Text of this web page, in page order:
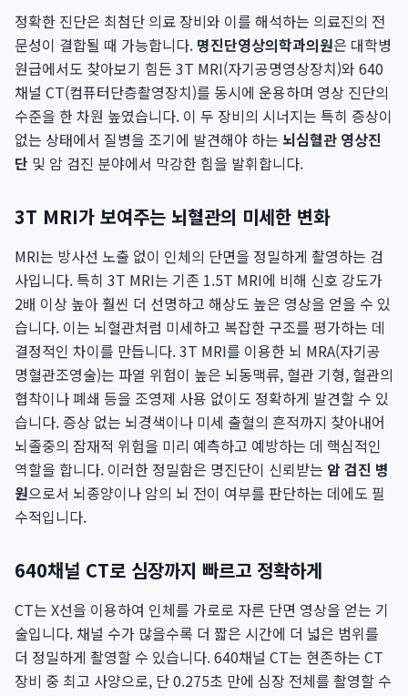
정확한 진단은 최첨단 의료 장비와 이를 해석하는 의료진의 전
문성이 결합될 때 가능합니다. 명진단영상의학과의원은 대학병
원급에서도 찾아보기 힘든 3T MRI(자기공명영상장치)와 640
채널 CT(컴퓨터단층촬영장치)를 동시에 운용하며 영상 진단의
수준을 한 차원 높였습니다. 이 두 장비의 시너지는 특히 증상이
없는 상태에서 질병을 조기에 발견해야 하는 뇌심혈관 영상진
단 및 암 검진 분야에서 막강한 힘을 발휘합니다.
3T MRI가 보여주는 뇌혈관의 미세한 변화
MRI는 방사선 노출 없이 인체의 단면을 정밀하게 촬영하는 검
사입니다. 특히 3T MRI는 기존 1.5T MRI에 비해 신호 강도가
2배 이상 높아 훨씬 더 선명하고 해상도 높은 영상을 얻을 수 있
습니다. 이는 뇌혈관처럼 미세하고 복잡한 구조를 평가하는 데
결정적인 차이를 만듭니다. 3T MRI를 이용한 뇌 MRA(자기공
명혈관조영술)는 파열 위험이 높은 뇌동맥류, 혈관 기형, 혈관의
협착이나 폐쇄 등을 조영제 사용 없이도 정확하게 발견할 수 있
습니다. 증상 없는 뇌경색이나 미세 출혈의 흔적까지 찾아내어
뇌졸중의 잠재적 위험을 미리 예측하고 예방하는 데 핵심적인
역할을 합니다. 이러한 정밀함은 명진단이 신뢰받는 암 검진 병
원으로서 뇌종양이나 암의 뇌 전이 여부를 판단하는 데에도 필
수적입니다.
640채널 CT로 심장까지 빠르고 정확하게
CT는 X선을 이용하여 인체를 가로로 자른 단면 영상을 얻는 기
술입니다. 채널 수가 많을수록 더 짧은 시간에 더 넓은 범위를
더 정밀하게 촬영할 수 있습니다. 640채널 CT는 현존하는 CT
장비 중 최고 사양으로, 단 0.275초 만에 심장 전체를 촬영할 수